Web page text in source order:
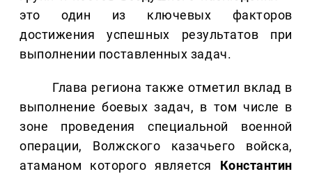
это один из ключевых факторов
достижения успешных результатов при
выполнении поставленных задач.
Глава региона также отметил вклад в
выполнение боевых задач, в том числе в
зоне проведения специальной военной
операции, Волжского казачьего войска,
атаманом которого является Константин